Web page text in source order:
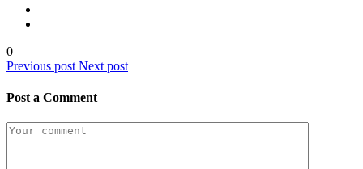
0
Previous post Next post
Post a Comment